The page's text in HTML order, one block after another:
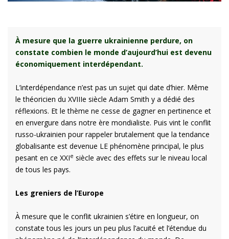
À mesure que la guerre ukrainienne perdure, on
constate combien le monde d’aujourd’hui est devenu
économiquement interdépendant.
L’interdépendance n’est pas un sujet qui date d’hier. Même
le théoricien du XVIIIe siècle Adam Smith y a dédié des
réflexions. Et le thème ne cesse de gagner en pertinence et
en envergure dans notre ère mondialiste. Puis vint le conflit
russo-ukrainien pour rappeler brutalement que la tendance
globalisante est devenue LE phénomène principal, le plus
pesant en ce XXIe siècle avec des effets sur le niveau local
de tous les pays.
Les greniers de l’Europe
À mesure que le conflit ukrainien s’étire en longueur, on
constate tous les jours un peu plus l’acuité et l’étendue du